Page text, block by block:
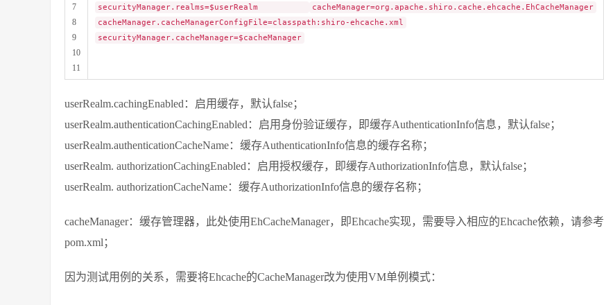
7
8
9
10
11
securityManager.realms=$userRealm
cacheManager=org.apache.shiro.cache.ehcache.EhCacheManager
cacheManager.cacheManagerConfigFile=classpath:shiro-ehcache.xml
securityManager.cacheManager=$cacheManager
userRealm.cachingEnabled：启用缓存，默认false；
userRealm.authenticationCachingEnabled：启用身份验证缓存，即缓存AuthenticationInfo信息，默认false；
userRealm.authenticationCacheName：缓存AuthenticationInfo信息的缓存名称；
userRealm. authorizationCachingEnabled：启用授权缓存，即缓存AuthorizationInfo信息，默认false；
userRealm. authorizationCacheName：缓存AuthorizationInfo信息的缓存名称；
cacheManager：缓存管理器，此处使用EhCacheManager，即Ehcache实现，需要导入相应的Ehcache依赖，请参考
pom.xml；
因为测试用例的关系，需要将Ehcache的CacheManager改为使用VM单例模式：